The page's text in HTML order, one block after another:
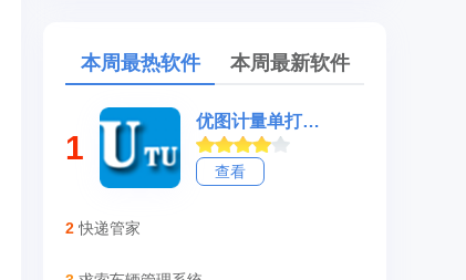
本周最热软件 本周最新软件
1
优图计量单打印软件
查看
2 快递管家